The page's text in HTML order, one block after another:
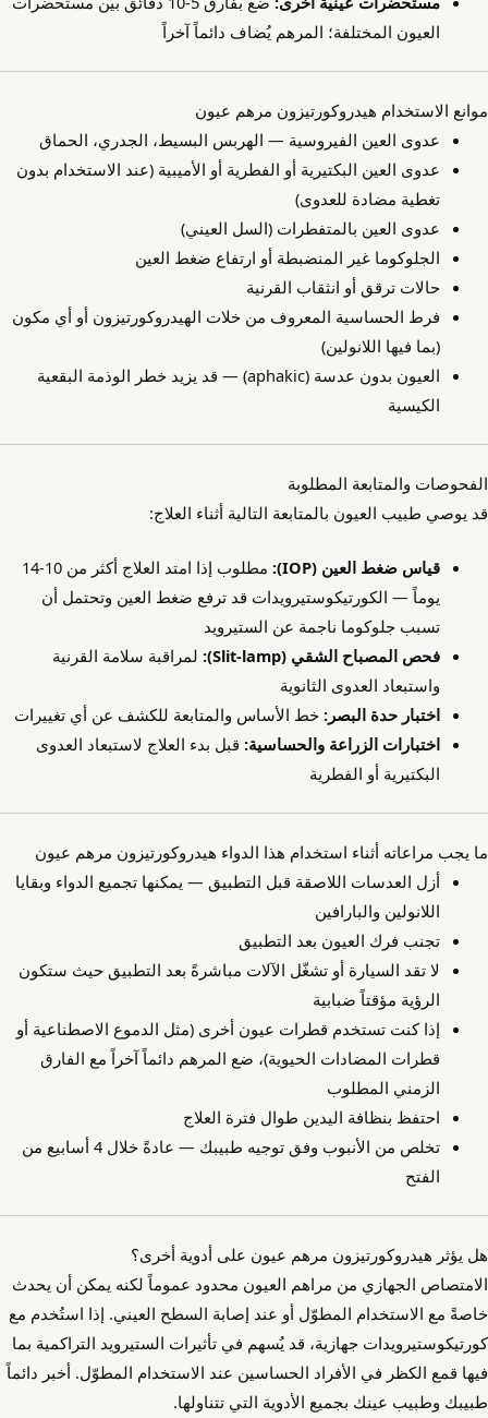
العيون المختلفة؛ المرهم يُضاف دائماً آخراً
موانع الاستخدام هيدروكورتيزون مرهم عيون
عدوى العين الفيروسية — الهربس البسيط، الجدري، الحماق
عدوى العين البكتيرية أو الفطرية أو الأميبية (عند الاستخدام بدون
تغطية مضادة للعدوى)
عدوى العين بالمتفطرات (السل العيني)
الجلوكوما غير المنضبطة أو ارتفاع ضغط العين
حالات ترقق أو انثقاب القرنية
فرط الحساسية المعروف من خلات الهيدروكورتيزون أو أي مكون
(بما فيها اللانولين)
العيون بدون عدسة (aphakic) — قد يزيد خطر الوذمة البقعية
الكيسية
الفحوصات والمتابعة المطلوبة
قد يوصي طبيب العيون بالمتابعة التالية أثناء العلاج:
قياس ضغط العين (IOP):
مطلوب إذا امتد العلاج أكثر من 10-14
يوماً — الكورتيكوستيرويدات قد ترفع ضغط العين وتحتمل أن
تسبب جلوكوما ناجمة عن الستيرويد
فحص المصباح الشقي (Slit-lamp):
لمراقبة سلامة القرنية
واستبعاد العدوى الثانوية
اختبار حدة البصر: خط الأساس والمتابعة للكشف عن أي تغييرات
اختبارات الزراعة والحساسية: قبل بدء العلاج لاستبعاد العدوى
البكتيرية أو الفطرية
ما يجب مراعاته أثناء استخدام هذا الدواء هيدروكورتيزون مرهم عيون
أزل العدسات اللاصقة قبل التطبيق — يمكنها تجميع الدواء وبقايا
اللانولين والبارافين
تجنب فرك العيون بعد التطبيق
لا تقد السيارة أو تشغّل الآلات مباشرةً بعد التطبيق حيث ستكون
الرؤية مؤقتاً ضبابية
إذا كنت تستخدم قطرات عيون أخرى (مثل الدموع الاصطناعية أو
قطرات المضادات الحيوية)، ضع المرهم دائماً آخراً مع الفارق
الزمني المطلوب
احتفظ بنظافة اليدين طوال فترة العلاج
تخلص من الأنبوب وفق توجيه طبيبك — عادةً خلال 4 أسابيع من
الفتح
هل يؤثر هيدروكورتيزون مرهم عيون على أدوية أخرى؟
الامتصاص الجهازي من مراهم العيون محدود عموماً لكنه يمكن أن يحدث
خاصةً مع الاستخدام المطوّل أو عند إصابة السطح العيني. إذا استُخدم مع
كورتيكوستيرويدات جهازية، قد يُسهم في تأثيرات الستيرويد التراكمية بما
فيها قمع الكظر في الأفراد الحساسين عند الاستخدام المطوّل. أخبر دائماً
طبيبك وطبيب عينك بجميع الأدوية التي تتناولها.